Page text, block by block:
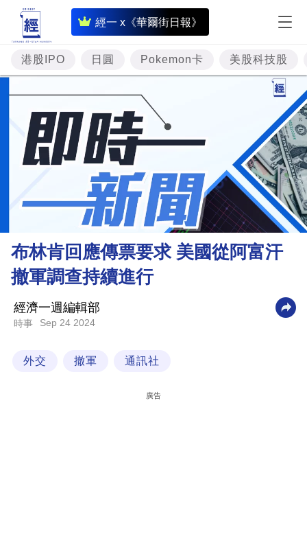
經一 x《華爾街日報》
即
時
財
經
專
題
投
資
樓
市
財
商
業
科
港股IPO 日圓 Pokemon卡 美股科技股
布林肯回應傳票要求 美國從阿富汗
撤軍調查持續進行
經濟一週編輯部
時事 Sep 24 2024
外交 撤軍 通訊社
廣告